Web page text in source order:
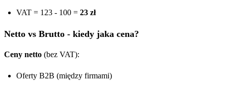
VAT = 123 - 100 = 23 zł
Netto vs Brutto - kiedy jaka cena?
Ceny netto (bez VAT):
Oferty B2B (między firmami)